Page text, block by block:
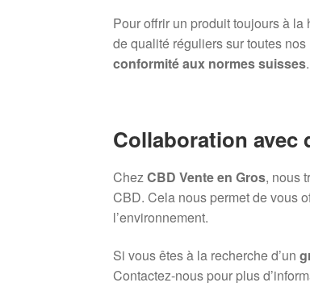
Pour offrir un produit toujours à
de qualité réguliers sur toutes
conformité aux normes suisses.
Collaboration avec
ChezCBD Vente en Gros, nous
CBD. Cela nous permet de vous
l’environnement.
Si vous êtes à la recherche d’un
Contactez-nous pour plus